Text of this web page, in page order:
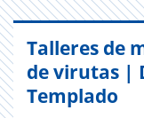
Talleres de
de virutas |
Templado